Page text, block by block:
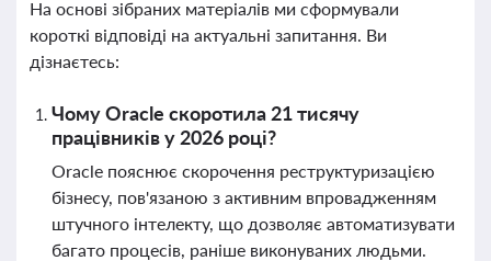
На основі зібраних матеріалів ми сформували
короткі відповіді на актуальні запитання. Ви
дізнаєтесь:
Чому Oracle скоротила 21 тисячу
працівників у 2026 році?
Oracle пояснює скорочення реструктуризацією
бізнесу, пов'язаною з активним впровадженням
штучного інтелекту, що дозволяє автоматизувати
багато процесів, раніше виконуваних людьми.